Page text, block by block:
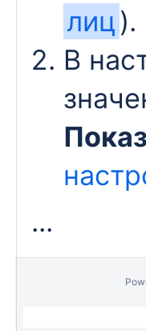
лиц).
В
...